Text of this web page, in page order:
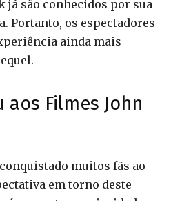
já são conhecidos por sua
Portanto, os espectadores
ainda mais
aos Filmes John
muitos fãs ao
em torno deste